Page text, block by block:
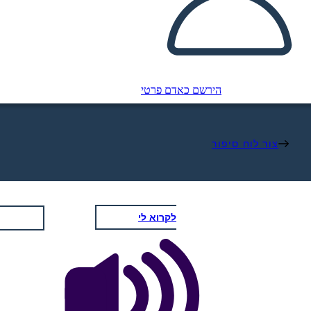
הירשם כאדם פרטי
צור לוח סיפור
לקרוא לי